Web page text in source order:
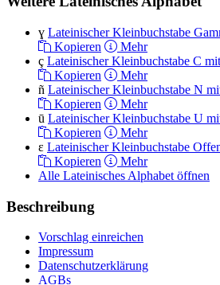
ɣ Lateinischer Kleinbuchstabe
Kopieren
Mehr
ç Lateinischer Kleinbuchstabe C
Kopieren
Mehr
ñ Lateinischer Kleinbuchstabe N
Kopieren
Mehr
ū Lateinischer Kleinbuchstabe U
Kopieren
Mehr
ɛ Lateinischer Kleinbuchstabe
Kopieren
Mehr
Alle Lateinisches Alphabet öffnen
Beschreibung
Vorschlag einreichen
Impressum
Datenschutzerklärung
AGBs